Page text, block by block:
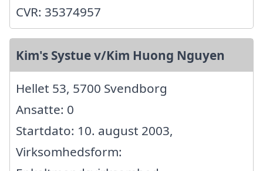
CVR: 35374957
Kim's Systue v/Kim Huong Nguyen
Hellet 53, 5700 Svendborg
Ansatte: 0
Startdato: 10. august 2003,
Virksomhedsform: